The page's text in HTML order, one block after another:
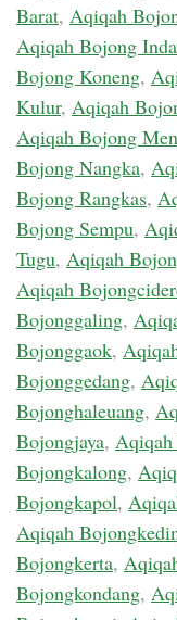
Barat, Aqiqah
Aqiqah Bojong
Bojong Koneng,
Kulur, Aqiqah
Aqiqah Bojong
Bojong Nangka,
Bojong Rangkas,
Bojong Sempu,
Tugu, Aqiqah
Aqiqah
Bojonggaling,
Bojonggaok,
Bojonggedang,
Bojonghaleuang,
Bojongjaya,
Bojongkalong,
Bojongkapol,
Aqiqah
Bojongkerta,
Bojongkondang,